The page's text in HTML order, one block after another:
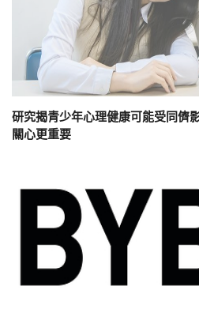
研究揭青少年心理健康可能受同儕
關心更重要